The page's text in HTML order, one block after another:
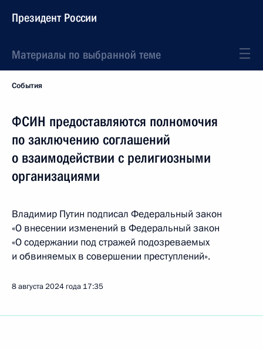
Президент России
Материалы по выбранной теме
События
ФСИН предоставляются полномочия
по заключению соглашений
о взаимодействии с религиозными
организациями
Владимир Путин подписал Федеральный закон
«О внесении изменений в Федеральный закон
«О содержании под стражей подозреваемых
и обвиняемых в совершении преступлений».
8 августа 2024 года 17:35